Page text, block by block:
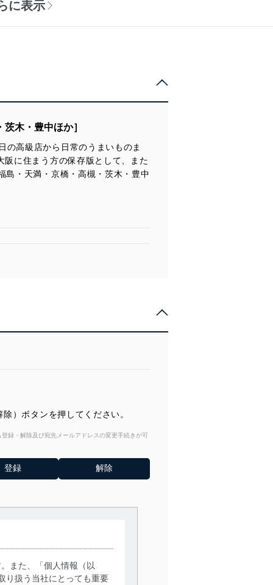
に表示
木・豊中ほか］
の高級店から日常のうまいものま
阪に住まう方の保存版として、また
島・天満・京橋・高槻・茨木・豊中
）ボタンを押してください。
録・解除及び宛先メールアドレスの変更手続きが可
また、「個人情報（以
り扱う当社にとっても重要